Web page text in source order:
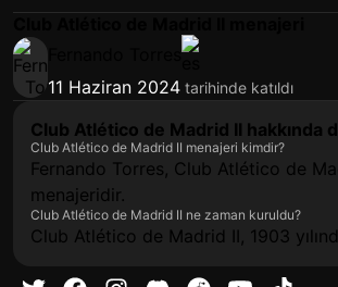
11 Haziran 2024 tarihinde katıldı
Club Atlético de Madrid II hakkında
Club Atlético de Madrid II menajeri kimdir?
Fernando Torres, Club Atlético de
menajeridir.
Club Atlético de Madrid II ne zaman kuruldu?
Club Atlético de Madrid II, 1903